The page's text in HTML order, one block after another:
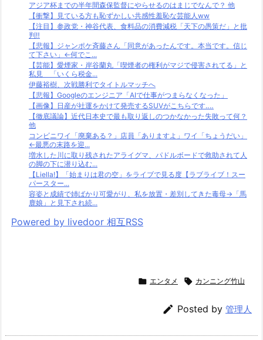
アジア杯までの半年間森保監督にやらせるのはまじでなんで？ 他
【衝撃】見ている方も恥ずかしい共感性羞恥な芸能人ww
【注目】参政党・神谷代表、食料品の消費減税「天下の愚策だ」と批
判‼
【悲報】ジャンポケ斉藤さん「同意があったんです。本当です。信じ
て下さい」←何でこ...
【芸能】愛煙家・岸谷蘭丸「喫煙者の権利がマジで侵害されてる」と
私見 「いくら税金...
伊藤裕樹、次戦勝利でタイトルマッチへ
【悲報】Googleのエンジニア「AIで仕事がつまらなくなった」
【画像】日産が社運をかけて発売するSUVがこちらです‥‥
【徹底議論】近代日本史で最も取り返しのつかなかった失敗って何？
他
コンビニワイ「廃棄ある？」店員「ありますよ」ワイ「ちょうだい」
←最悪の末路を迎...
増水した川に取り残されたアライグマ、パドルボードで救助されて人
の脚の下に潜り込む...
【Liella!】「始まりは君の空」をライブで見る度【ラブライブ！スー
パースター...
容姿と成績で姉ばかり可愛がり、私を放置・差別してきた毒母→「馬
鹿娘」と見下され続...
Powered by livedoor 相互RSS
 エンタメ  カンニング竹山
 Posted by 管理人